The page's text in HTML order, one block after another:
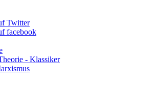
Twitter
facebook
- Klassiker